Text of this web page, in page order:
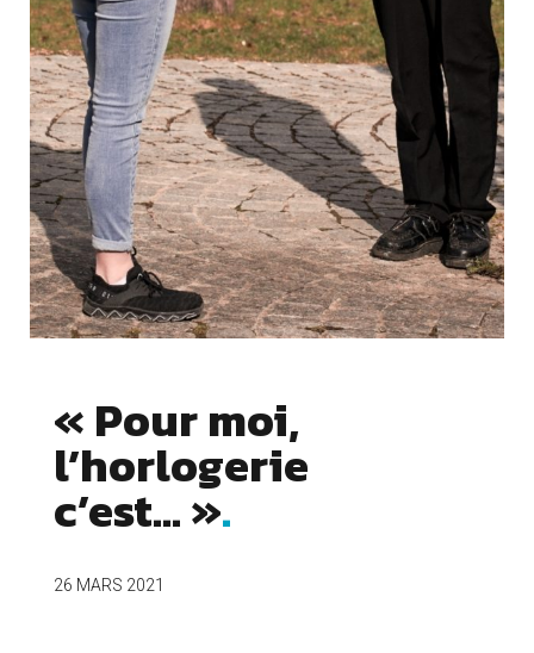
« Pour moi,
l’horlogerie
c’est… »
26 MARS 2021
Cookies essentiels